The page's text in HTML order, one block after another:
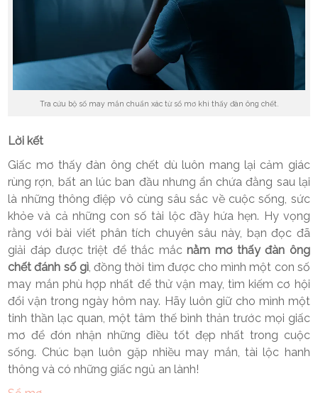
Tra cứu bộ số may mắn chuẩn xác từ sổ mơ khi thấy đàn ông chết.
Lời kết
Giấc mơ thấy đàn ông chết dù luôn mang lại cảm giác
rùng rợn, bất an lúc ban đầu nhưng ẩn chứa đằng sau lại
là những thông điệp vô cùng sâu sắc về cuộc sống, sức
khỏe và cả những con số tài lộc đầy hứa hẹn. Hy vọng
rằng với bài viết phân tích chuyên sâu này, bạn đọc đã
giải đáp được triệt để thắc mắc nằm mơ thấy đàn ông
chết đánh số gì, đồng thời tìm được cho mình một con số
may mắn phù hợp nhất để thử vận may, tìm kiếm cơ hội
đổi vận trong ngày hôm nay. Hãy luôn giữ cho mình một
tinh thần lạc quan, một tâm thế bình thản trước mọi giấc
mơ để đón nhận những điều tốt đẹp nhất trong cuộc
sống. Chúc bạn luôn gặp nhiều may mắn, tài lộc hanh
thông và có những giấc ngủ an lành!